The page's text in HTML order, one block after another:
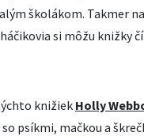
školákom. Takmer
si môžu knižky
knižiek Holly
psíkmi, mačkou a